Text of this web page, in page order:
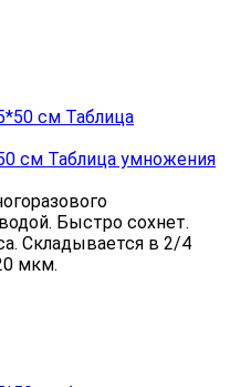
см Таблица умножения
Быстро сохнет.
Складывается в 2/4
мкм.